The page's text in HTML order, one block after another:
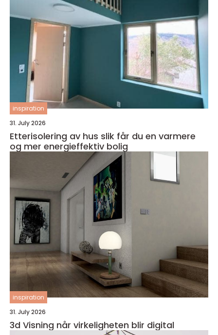
inspiration
31. July 2026
Etterisolering av hus slik får du en varmere
og mer energieffektiv bolig
inspiration
31. July 2026
3d Visning når virkeligheten blir digital